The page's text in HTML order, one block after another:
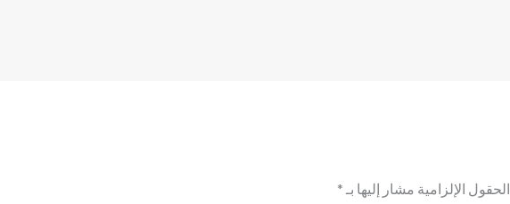
الحقول الإلزامية مشار إليها بـ *